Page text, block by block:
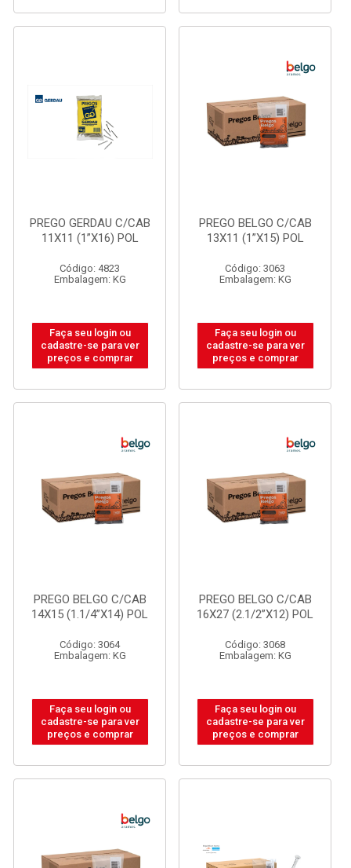
PREGO GERDAU C/CAB
11X11 (1”X16) POL
Código: 4823
Embalagem: KG
Faça seu login ou
cadastre-se para ver
preços e comprar
PREGO BELGO C/CAB
13X11 (1”X15) POL
Código: 3063
Embalagem: KG
Faça seu login ou
cadastre-se para ver
preços e comprar
PREGO BELGO C/CAB
14X15 (1.1/4”X14) POL
Código: 3064
Embalagem: KG
Faça seu login ou
cadastre-se para ver
preços e comprar
PREGO BELGO C/CAB
16X27 (2.1/2”X12) POL
Código: 3068
Embalagem: KG
Faça seu login ou
cadastre-se para ver
preços e comprar